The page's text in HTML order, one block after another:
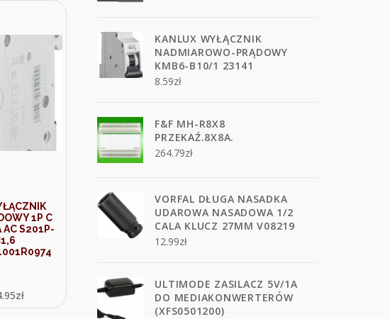
1P C
AC S201P-
zł
KANLUX WYŁĄCZNIK
NADMIAROWO-PRĄDOWY
KMB6-B10/1 23141
8.59zł
F&F MH-R8X8
PRZEKAŹ.8X8A.
264.79zł
VORFAL DŁUGA NASADKA
UDAROWA NASADOWA 1/2
CALA KLUCZ 27MM V08219
12.99zł
ULTIMODE ZASILACZ 5V/1A
DO MEDIAKONWERTERÓW
(XFS0501200)